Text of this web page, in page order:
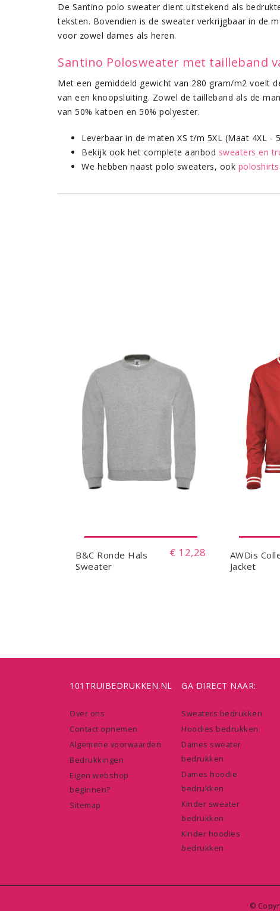
De Santino polo sweater dient uitstekend als
teksten. Bovendien is de sweater verkrijgbaar in de
voor zowel dames als heren.
Santino Polosweater met tailleband
Met een gemiddeld gewicht van 280 gram/m2 voelt
van een knoopsluiting. Zowel de tailleband als de
van 50% katoen en 50% polyester.
Leverbaar in de maten XS t/m 5XL (Maat 4XL -
Bekijk ook het complete aanbod sweaters en
We hebben naast polo sweaters, ook poloshirts
B&C Ronde Hals
Sweater
€ 12,28
AWDis
Jacket
101TRUIBEDRUKKEN.NL
Over ons
Contact opnemen
Algemene voorwaarden
Bedrukkingen
Eigen webshop
beginnen?
Sitemap
GA DIRECT NAAR:
Sweaters bedrukken
Hoodies bedrukken
Dames sweater
bedrukken
Dames hoodie
bedrukken
Kinder sweater
bedrukken
Kinder hoodies
bedrukken
©